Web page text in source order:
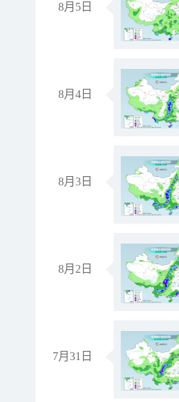
8月5日
8月4日
8月3日
8月2日
7月31日